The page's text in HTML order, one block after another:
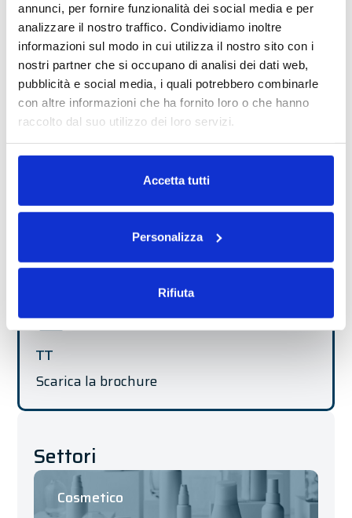
annunci, per fornire funzionalità dei social media e per
analizzare il nostro traffico. Condividiamo inoltre
informazioni sul modo in cui utilizza il nostro sito con i
nostri partner che si occupano di analisi dei dati web,
pubblicità e social media, i quali potrebbero combinarle
con altre informazioni che ha fornito loro o che hanno
raccolto dal suo utilizzo dei loro servizi.
Leggi la nostra
Accetta tutti
Personalizza
Rifiuta
Accessori opzionali
Fotocellula per etichette trasparenti
Gruppi codifica a caldo
Gruppi stampanti a trasferimento termico
Base di sostegno a terra con ruote
TT
Scarica la brochure
Settori
Cosmetico